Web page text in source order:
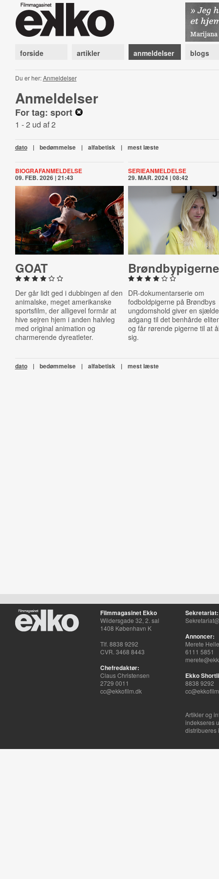
forside artikler anmeldelser blogs
Du er her:Anmeldelser
Anmeldelser
For tag: sport
1 - 2 ud af 2
dato | bedømmelse | alfabetisk | mest læste
BIOGRAFANMELDELSE
09. FEB. 2026 | 21:43
GOAT
Der går lidt ged i dubbingen af den
animalske, meget amerikanske
sportsfilm, der alligevel formår at
hive sejren hjem i anden halvleg
med original animation og
charmerende dyreatleter.
SERIEANMELDELSE
29. MAR. 2024 | 08:42
Brønd­by­pi­ger­ne
DR-dokumentarserie om
fodboldpigerne på Brøndbys
ungdomshold giver en
adgang til det benhårde
og får rørende pigerne til at
sig.
dato | bedømmelse | alfabetisk | mest læste
Filmmagasinet Ekko
Wildersgade 32, 2. sal
1408 København K
Tlf. 8838 9292
CVR. 3468 8443
Chefredaktør:
Claus Christensen
2729 0011
cc@ekkofilm.dk
Sekretariat:
Annoncer:
Merete
6111 5851
Ekko
8838 9292
Artikler og
indekseres
distribueres